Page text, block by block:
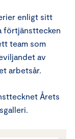
enligt sitt
förtjänsttecken
team som
av
arbetsår.
Årets